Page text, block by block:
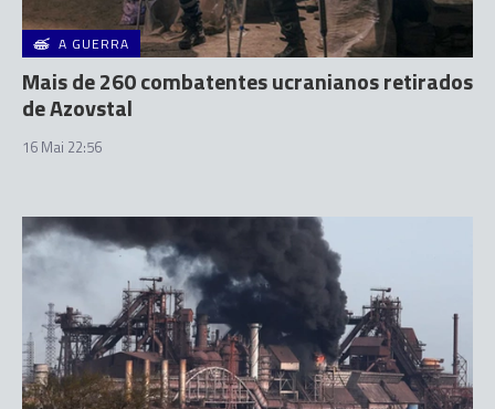
A GUERRA
Mais de 260 combatentes ucranianos retirados
de Azovstal
16 Mai 22:56